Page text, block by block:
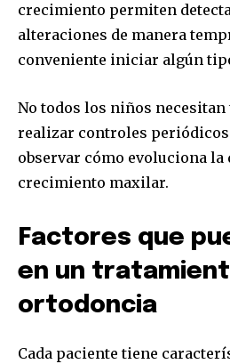
crecimiento permiten
alteraciones de manera
conveniente iniciar algún
No todos los niños
realizar controles periódicos
observar cómo evoluciona
crecimiento maxilar.
Factores que
en un
ortodoncia
Cada paciente tiene